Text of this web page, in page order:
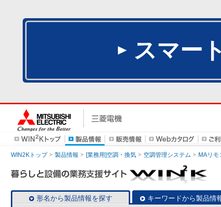
スマー
WIN2Kトップ 製品情報 [業務用]空調・換気 空調管理システム MAリモ
形名から製品情報を探す キーワードから製品情